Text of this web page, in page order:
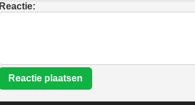
Reactie:
Reactie plaatsen